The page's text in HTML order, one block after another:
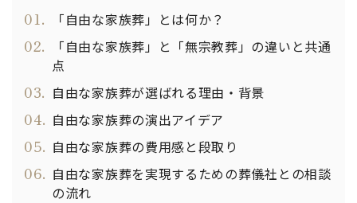
01. 「自由な家族葬」とは何か？
02.
「自由な家族葬」と「無宗教葬」の違いと共通
点
03. 自由な家族葬が選ばれる理由・背景
04. 自由な家族葬の演出アイデア
05. 自由な家族葬の費用感と段取り
06. 自由な家族葬を実現するための葬儀社との相談
の流れ